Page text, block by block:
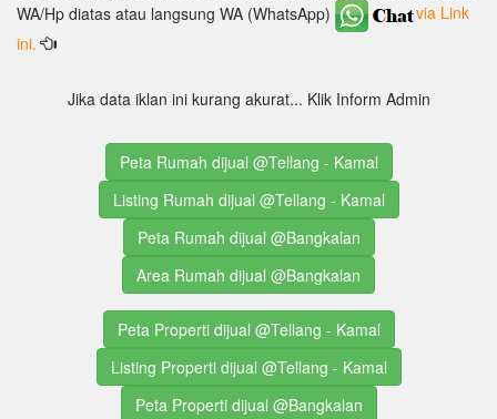
WA/Hp diatas atau langsung WA (WhatsApp)
via Link
ini.
Jika data iklan ini kurang akurat... Klik Inform Admin
Peta Rumah dijual @Tellang - Kamal
Listing Rumah dijual @Tellang - Kamal
Peta Rumah dijual @Bangkalan
Area Rumah dijual @Bangkalan
Peta Properti dijual @Tellang - Kamal
Listing Properti dijual @Tellang - Kamal
Peta Properti dijual @Bangkalan